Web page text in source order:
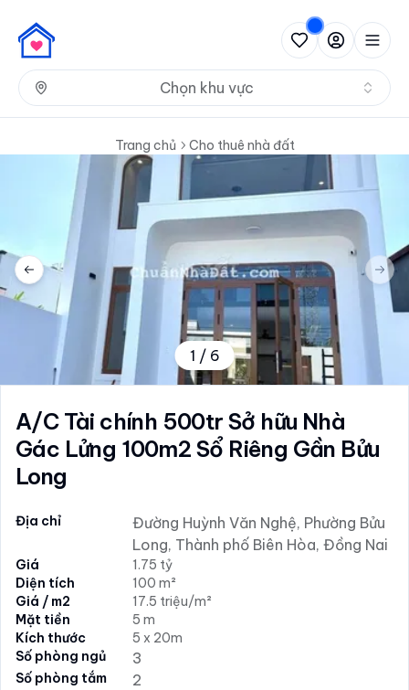
Chọn khu vực
Trang chủ Cho thuê nhà đất
Previous slide
1 / 6
A/C Tài chính 500tr Sở hữu Nhà
Gác Lửng 100m2 Sổ Riêng Gần Bửu
Long
Địa chỉ
Đường Huỳnh Văn Nghệ, Phường Bửu
Long, Thành phố Biên Hòa, Đồng Nai
Giá
1.75 tỷ
Diện tích
100 m²
Giá / m2
17.5 triệu/m²
Mặt tiền
5 m
Kích thước
5 x 20m
Số phòng ngủ
3
Số phòng tắm 2